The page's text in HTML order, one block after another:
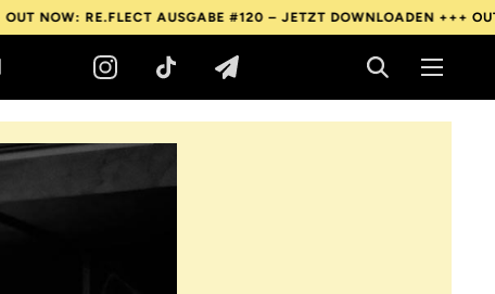
RE.FLECT AUSGABE #120 – JETZT DOWNLOADEN +++OUT NOW: